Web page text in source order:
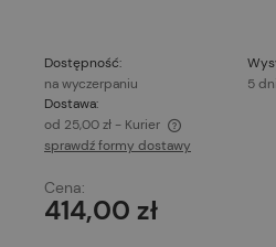
Dostępność:
na wyczerpaniu
5 dni
Dostawa:
od 25,00 zł - Kurier
Cena nie zawiera ewentualnych
sprawdź formy dostawy
Cena:
414,00 zł